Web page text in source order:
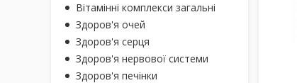
Вітамінні комплекси загальні
Здоров'я очей
Здоров'я серця
Здоров'я нервової системи
Здоров'я печінки